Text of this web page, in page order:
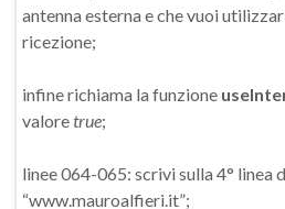
antenna esterna e che vuoi
ricezione;
infine richiama la funzione
valoretrue;
linee 064-065: scrivi sulla 4° linea
“www.mauroalfieri.it”;